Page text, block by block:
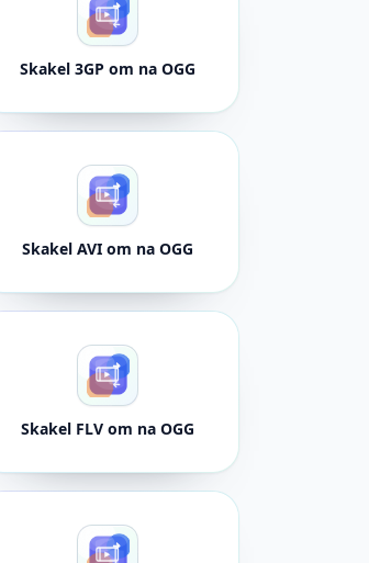
Skakel 3GP om na OGG
Skakel AVI om na OGG
Skakel FLV om na OGG